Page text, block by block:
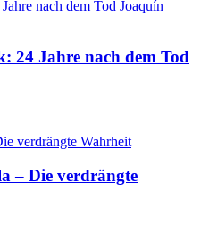
24 Jahre nach dem Tod
– Die verdrängte